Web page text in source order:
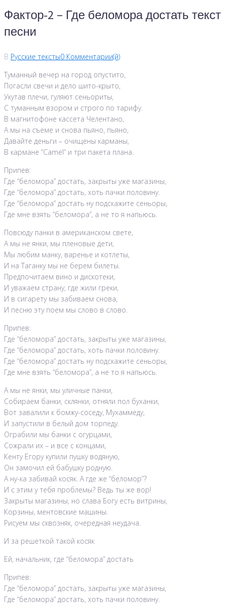
Фактор-2 – Где беломора достать текст
песни
В Русские тексты0 Комментарии(й)
Туманный вечер на город опустито,
Погасли свечи и дело шито-крыто,
Укутав плечи, гуляют сеньориты,
С туманным взором и строго по тарифу.
В магнитофоне кассета Челентано,
А мы на съеме и снова пьяно, пьяно,
Давайте деньги – очищены карманы,
В кармане “Camel” и три пакета плана.
Припев:
Где “беломора” достать, закрыты уже магазины,
Где “беломора” достать, хоть пачки половину.
Где “беломора” достать ну подскажите сеньоры,
Где мне взять “беломора”, а не то я напьюсь.
Повсюду панки в американском свете,
А мы не янки, мы пленовые дети,
Мы любим манку, варенье и котлеты,
И на Таганку мы не берем билеты.
Предпочитаем вино и дискотеки,
И уважаем страну, где жили греки,
И в сигарету мы забиваем снова,
И песню эту поем мы слово в слово.
Припев:
Где “беломора” достать, закрыты уже магазины,
Где “беломора” достать, хоть пачки половину.
Где “беломора” достать ну подскажите сеньоры,
Где мне взять “беломора”, а не то я напьюсь.
А мы не янки, мы уличные панки,
Собираем банки, склянки, отняли пол буханки,
Вот завалили к бомжу-соседу, Мухаммеду,
И запустили в белый дом торпеду.
Ограбили мы банки с огурцами,
Сожрали их – и все с концами,
Кенту Егору купили пушку водяную,
Он замочил ей бабушку родную.
А ну-ка забивай косяк. А где же “беломор”?
И с этим у тебя проблемы? Ведь ты же вор!
Закрыты магазины, но слава Богу есть витрины,
Корзины, ментовские машины.
Рисуем мы сквозняк, очередная неудача.
И за решеткой такой косяк
Ей, начальник, где “беломора” достать
Припев:
Где “беломора” достать, закрыты уже магазины,
Где “беломора” достать, хоть пачки половину.